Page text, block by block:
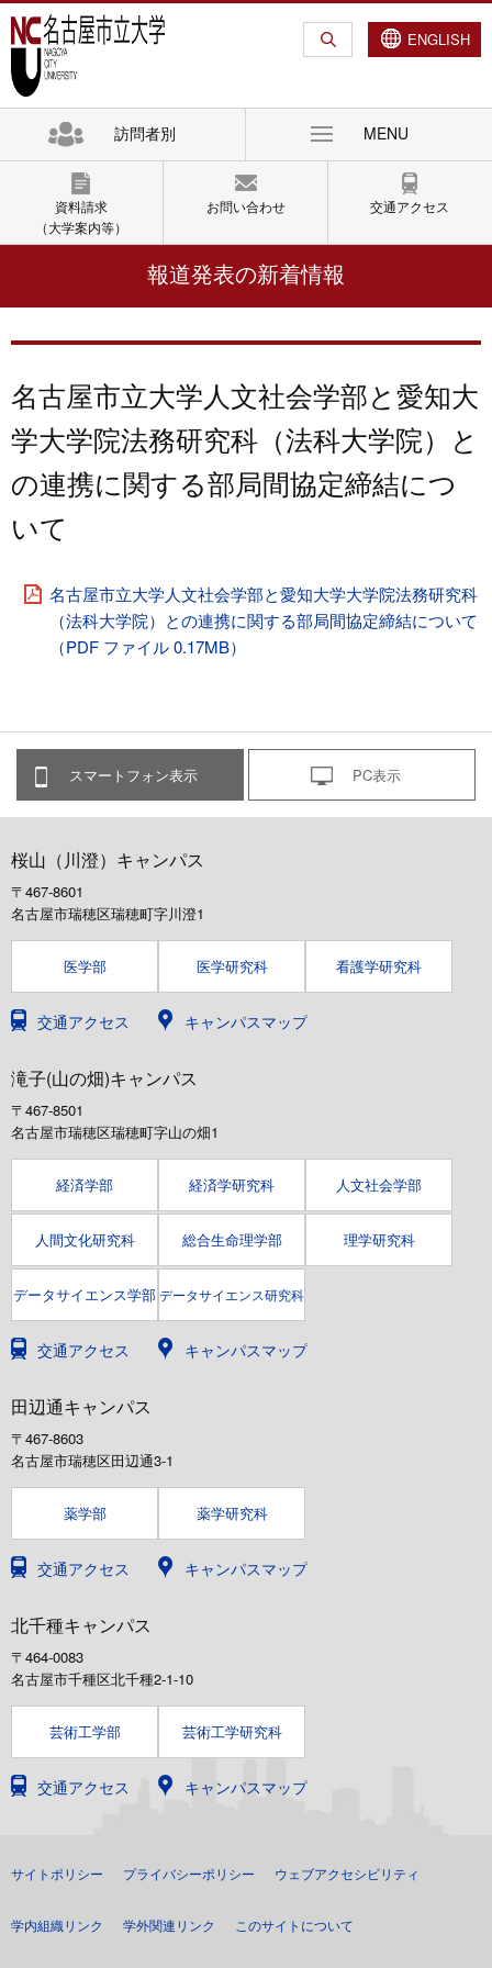
グ
ロ
バ
シ
ン
本
文
ロ
ー
ル
ョ
へ
フ
ッ
ー
ENGLISH
訪問者別 MENU
資料請求
（大学案内等）
お問い合わせ 交通アクセス
報道発表の新着情報
名古屋市立大学人文社会学部と愛知大
学大学院法務研究科（法科大学院）と
の連携に関する部局間協定締結につ
いて
名古屋市立大学人文社会学部と愛知大学大学院法務研究科
（法科大学院）との連携に関する部局間協定締結について
（PDF ファイル 0.17MB）
スマートフォン表示 PC表示
桜山（川澄）キャンパス
〒467-8601
名古屋市瑞穂区瑞穂町字川澄1
医学部 医学研究科 看護学研究科
交通アクセス キャンパスマップ
滝子(山の畑)キャンパス
〒467-8501
名古屋市瑞穂区瑞穂町字山の畑1
経済学部 経済学研究科 人文社会学部
人間文化研究科 総合生命理学部 理学研究科
データサイエンス学部データサイエンス研究科
交通アクセス キャンパスマップ
田辺通キャンパス
〒467-8603
名古屋市瑞穂区田辺通3-1
薬学部 薬学研究科
交通アクセス キャンパスマップ
北千種キャンパス
〒464-0083
名古屋市千種区北千種2-1-10
芸術工学部 芸術工学研究科
交通アクセス キャンパスマップ
サイトポリシー プライバシーポリシー ウェブアクセシビリティ
学内組織リンク 学外関連リンク このサイトについて